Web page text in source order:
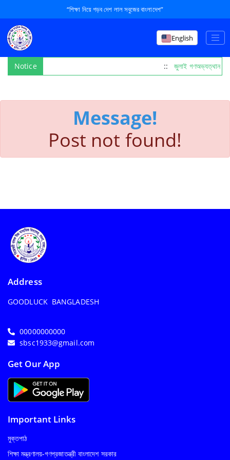
“শিক্ষা নিয়ে গড়ব দেশ লাল সবুজের বাংলাদেশ”
English
Notice :: জুলাই গণঅভ্যত্থান
Message!
Post not found!
Address
GOODLUCK BANGLADESH
00000000000
sbsc1933@gmail.com
Get Our App
Important Links
মুক্তপাঠ
শিক্ষা মন্ত্রণালয়-গণপ্রজাতন্ত্রী বাংলাদেশ সরকার